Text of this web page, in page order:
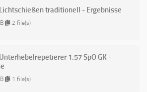
traditionell - Ergebnisse
2 file(s)
1.57 SpO GK -
1 file(s)